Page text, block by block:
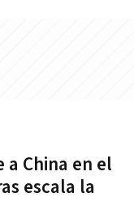
China en el
escala la